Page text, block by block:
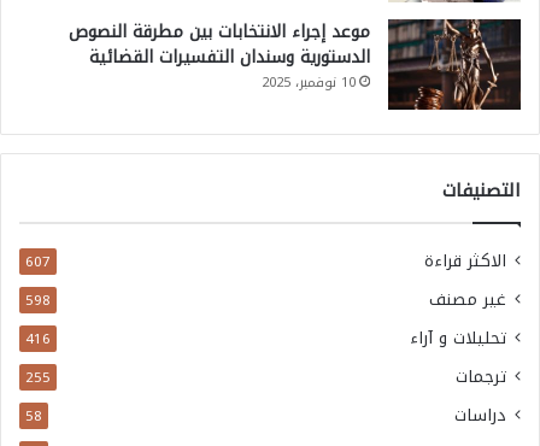
موعد إجراء الانتخابات بين مطرقة النصوص
الدستورية وسندان التفسيرات القضائية
10 نوفمبر، 2025
التصنيفات
الاكثر قراءة 607
غير مصنف 598
تحليلات و آراء 416
ترجمات 255
دراسات 58